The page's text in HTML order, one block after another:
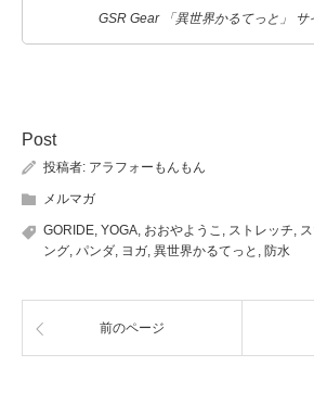
GSR Gear 「異世界かるてっと」 サ
Post
投稿者: アラフォーもんもん
メルマガ
GORIDE, YOGA, おおやようこ , ストレッチ,
ング, パンダ, ヨガ, 異世界かるてっと , 防水
前のページ